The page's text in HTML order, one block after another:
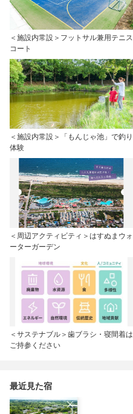
＜施設内常設＞フットサル兼用テニス
コート
＜施設内常設＞「もんじゃ池」で釣り
体験
＜周辺アクティビティ＞はすぬまウォ
ーターガーデン
＜サステナブル＞歯ブラシ・寝間着は
ご持参ください
最近見た宿